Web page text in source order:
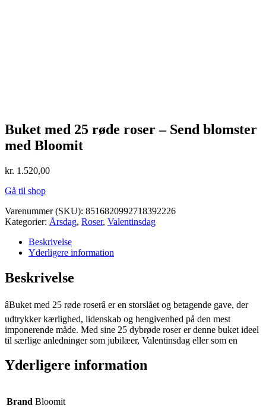
Buket med 25 røde roser – Send blomster
med Bloomit
kr. 1.520,00
Gå til shop
Varenummer (SKU): 8516820992718392226
Kategorier: Årsdag, Roser, Valentinsdag
Beskrivelse
Yderligere information
Beskrivelse
âBuket med 25 røde roserâ er en storslået og betagende gave, der
udtrykker kærlighed, lidenskab og hengivenhed på den mest
imponerende måde. Med sine 25 dybrøde roser er denne buket ideel
til særlige anledninger som jubilæer, Valentinsdag eller som en
Yderligere information
Brand Bloomit